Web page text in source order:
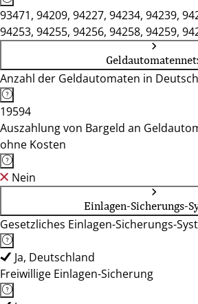
93471, 94209, 94227, 94234, 94239,
94253, 94255, 94256, 94258, 94259,
Anzahl der Geldautomaten in
19594
Auszahlung von Bargeld an
ohne Kosten
Nein
Einlagen-Sicherungs-
Gesetzliches Einlagen-Sicherungs-
Ja, Deutschland
Freiwillige Einlagen-Sicherung